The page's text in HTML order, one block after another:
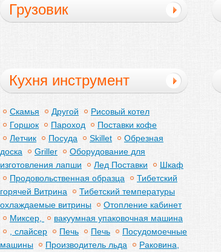
Грузовик
Кухня инструмент
Скамья Другой
Рисовый котел
Горшок
Пароход
Поставки кофе
Летчик
Посуда Skillet
Обрезная
доска
Griller
Оборудование для
изготовления лапши
Лед Поставки
Шкаф
Продовольственная образца
Тибетский
горячей Витрина
Тибетский температуры
охлаждаемые витрины
Отопление кабинет
Миксер,
вакуумная упаковочная машина
, слайсер
Печь Печь
Посудомоечные
машины
Производитель льда
Раковина,